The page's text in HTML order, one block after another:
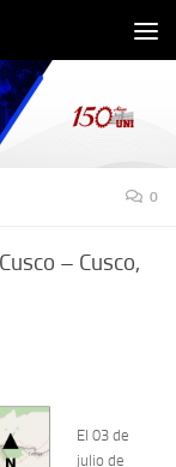
0
– Cusco,
El 03 de
julio de